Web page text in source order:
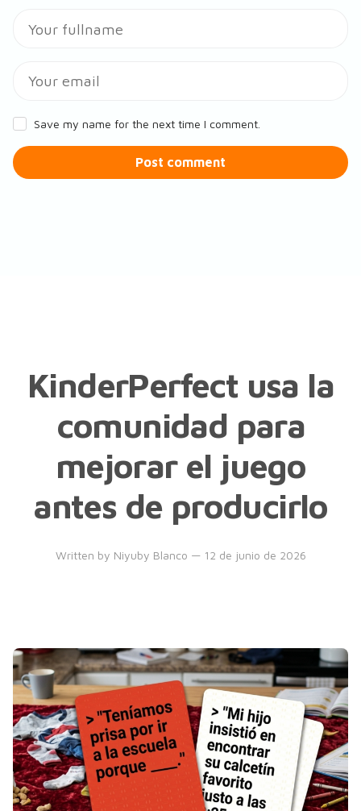
Save my name for the next time I comment.
Post comment
KinderPerfect usa la
comunidad para
mejorar el juego
antes de producirlo
Written by Niyuby Blanco — 12 de junio de 2026